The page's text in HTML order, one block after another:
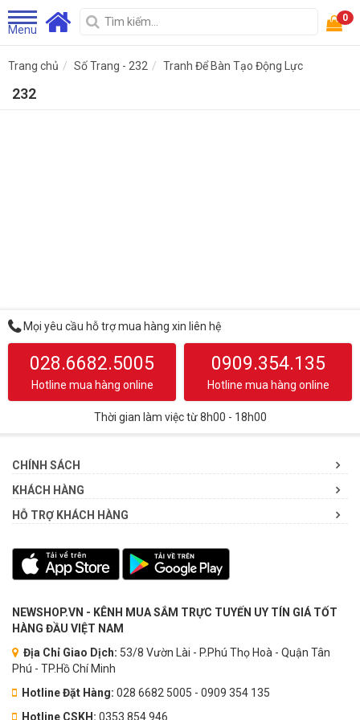
Menu
0
Trang chủ Số Trang - 232 Tranh Để Bàn Tạo Động Lực
232
Mọi yêu cầu hỗ trợ mua hàng xin liên hệ
028.6682.5005
Hotline mua hàng online
0909.354.135
Hotline mua hàng online
Thời gian làm việc từ 8h00 - 18h00
CHÍNH SÁCH
KHÁCH HÀNG
HỖ TRỢ KHÁCH HÀNG
NEWSHOP.VN - KÊNH MUA SẮM TRỰC TUYẾN UY TÍN GIÁ TỐT
HÀNG ĐẦU VIỆT NAM
Địa Chỉ Giao Dịch: 53/8 Vườn Lài - P.Phú Thọ Hoà - Quận Tân
Phú - TP.Hồ Chí Minh
Hotline Đặt Hàng: 028 6682 5005 - 0909 354 135
Hotline CSKH: 0353.854.946